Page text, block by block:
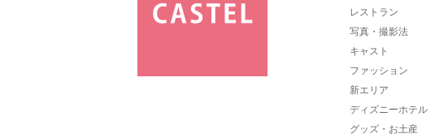
レストラン
写真・撮影法
キャスト
ファッション
新エリア
ディズニーホテル
グッズ・お土産